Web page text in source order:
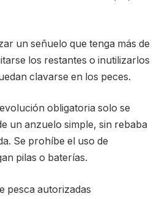
un señuelo que tenga más de
los restantes o inutilizarlos
clavarse en los peces.
obligatoria solo se
un anzuelo simple, sin rebaba
Se prohíbe el uso de
pilas o baterías.
pesca autorizadas